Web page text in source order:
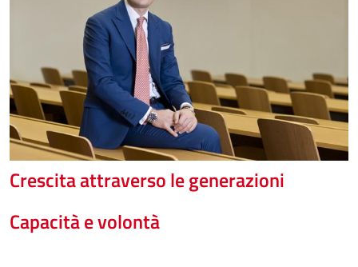
Crescita attraverso le generazioni
Capacità e volontà